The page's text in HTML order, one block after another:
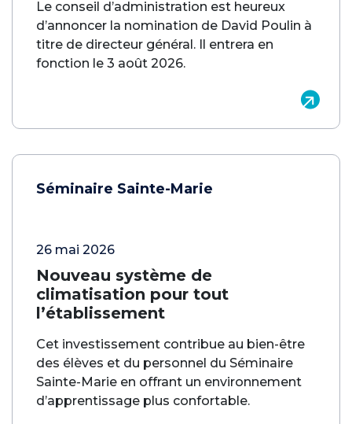
Le conseil d’administration est heureux
d’annoncer la nomination de David Poulin à
titre de directeur général. Il entrera en
fonction le 3 août 2026.
Séminaire Sainte-Marie
26 mai 2026
Nouveau système de
climatisation pour tout
l’établissement
Cet investissement contribue au bien-être
des élèves et du personnel du Séminaire
Sainte-Marie en offrant un environnement
d’apprentissage plus confortable.